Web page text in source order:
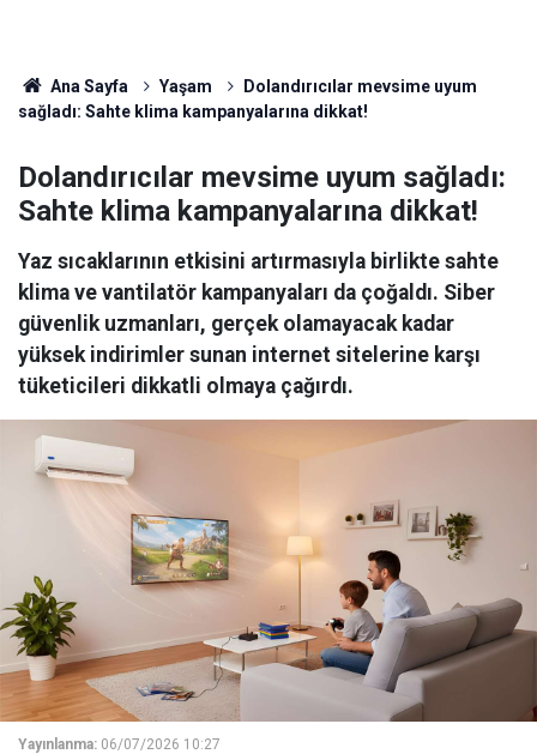
Ana Sayfa Yaşam
Dolandırıcılar mevsime uyum
sağladı: Sahte klima kampanyalarına dikkat!
Dolandırıcılar mevsime uyum sağladı:
Sahte klima kampanyalarına dikkat!
Yaz sıcaklarının etkisini artırmasıyla birlikte sahte
klima ve vantilatör kampanyaları da çoğaldı. Siber
güvenlik uzmanları, gerçek olamayacak kadar
yüksek indirimler sunan internet sitelerine karşı
tüketicileri dikkatli olmaya çağırdı.
Yayınlanma: 06/07/2026 10:27